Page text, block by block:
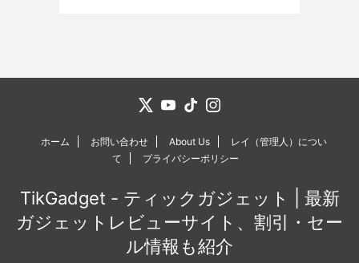
ホーム お問い合わせ About Us
レイ（管理人）につい
て
プライバシーポリシー
TikGadget - ティックガジェット | 最新
ガジェットレビューサイト、割引・セー
ル情報も紹介